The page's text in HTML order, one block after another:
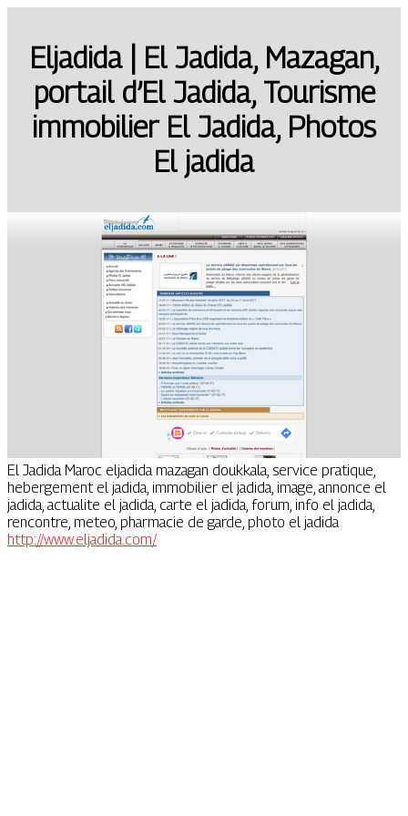
Eljadida | El Jadida, Mazagan,
portail d’El Jadida, Tourisme
immobilier El Jadida, Photos
El jadida
El Jadida Maroc eljadida mazagan doukkala, service pratique,
hebergement el jadida, immobilier el jadida, image, annonce el
jadida, actualite el jadida, carte el jadida, forum, info el jadida,
rencontre, meteo, pharmacie de garde, photo el jadida
http://www.eljadida.com/